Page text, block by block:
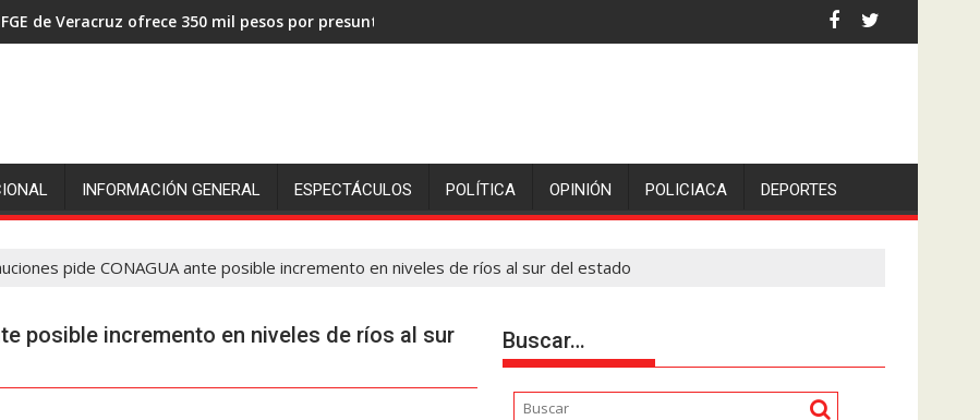
FGE de Veracruz ofrece 350 mil pesos por presuntos asesinos de la comunicadora Avisack Douglas.
INFORMACIÓN GENERAL ESPECTÁCULOS POLÍTICA OPINIÓN POLICIACA DEPORTES
pide CONAGUA ante posible incremento en niveles de ríos al sur del estado
posible incremento en niveles de ríos al sur
Buscar…